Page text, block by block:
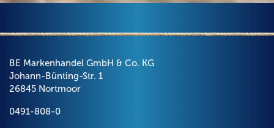
BE Markenhandel GmbH & Co. KG
Johann-Bünting-Str. 1
26845 Nortmoor
0491-808-0